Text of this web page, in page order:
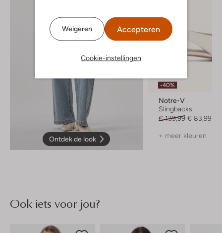
Weigeren Accepteren
Cookie-instellingen
Ontdek de look
-40%
Notre-V
Slingbacks
€ 139,99 € 83,99
+ meer kleuren
Ook iets voor jou?